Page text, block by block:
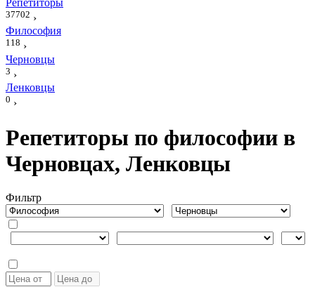
Репетиторы
37702 ›
Философия
118 ›
Черновцы
3 ›
Ленковцы
0 ›
Репетиторы по философии в
Черновцах, Ленковцы
Фильтр